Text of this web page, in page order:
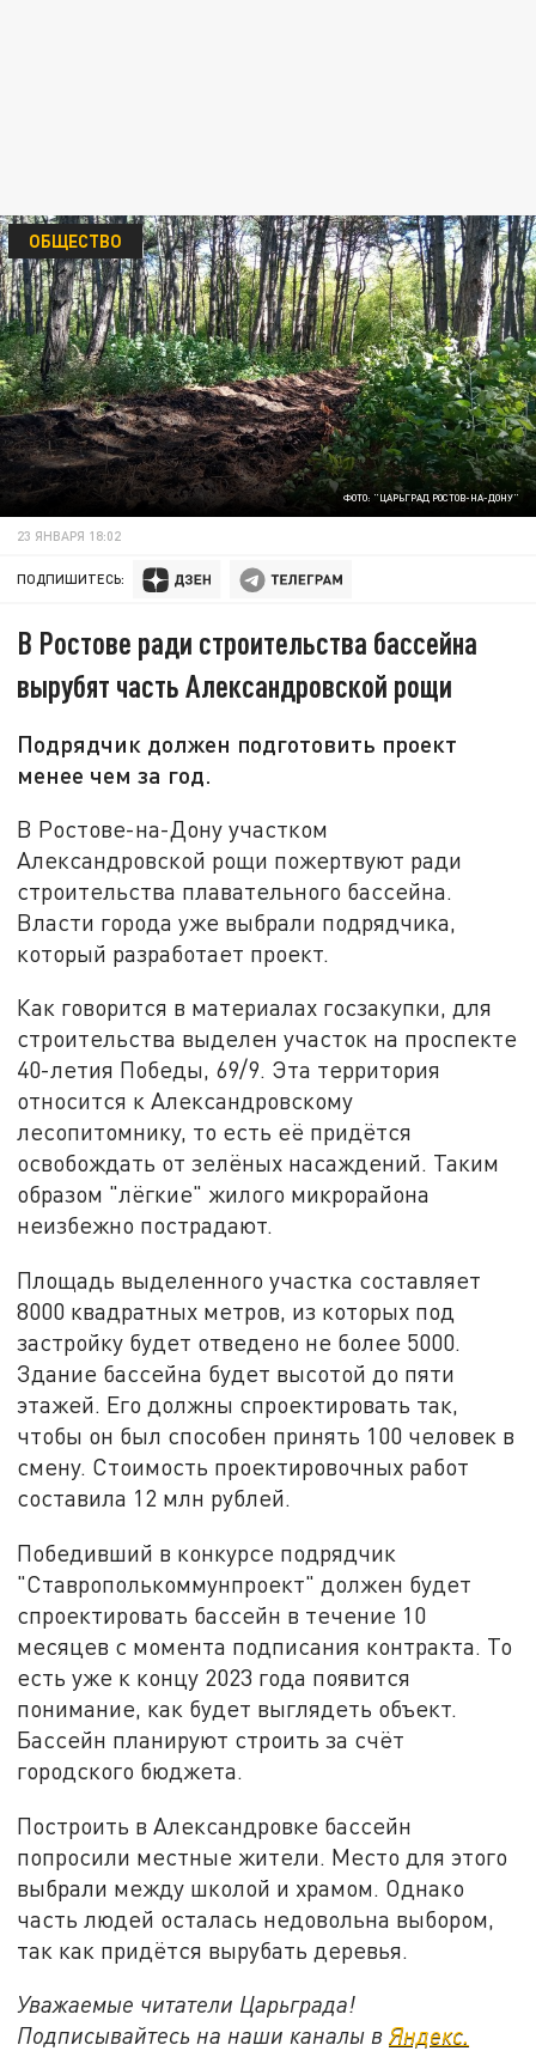
ФОТО: "ЦАРЬГРАД РОСТОВ-НА-ДОНУ"
ОБЩЕСТВО
23 ЯНВАРЯ 18:02
ПОДПИШИТЕСЬ:
В Ростове ради строительства бассейна
вырубят часть Александровской рощи
Подрядчик должен подготовить проект
менее чем за год.
В Ростове-на-Дону участком
Александровской рощи пожертвуют ради
строительства плавательного бассейна.
Власти города уже выбрали подрядчика,
который разработает проект.
Как говорится в материалах госзакупки, для
строительства выделен участок на проспекте
40-летия Победы, 69/9. Эта территория
относится к Александровскому
лесопитомнику, то есть её придётся
освобождать от зелёных насаждений. Таким
образом "лёгкие" жилого микрорайона
неизбежно пострадают.
Площадь выделенного участка составляет
8000 квадратных метров, из которых под
застройку будет отведено не более 5000.
Здание бассейна будет высотой до пяти
этажей. Его должны спроектировать так,
чтобы он был способен принять 100 человек в
смену. Стоимость проектировочных работ
составила 12 млн рублей.
Победивший в конкурсе подрядчик
"Ставрополькоммунпроект" должен будет
спроектировать бассейн в течение 10
месяцев с момента подписания контракта. То
есть уже к концу 2023 года появится
понимание, как будет выглядеть объект.
Бассейн планируют строить за счёт
городского бюджета.
Построить в Александровке бассейн
попросили местные жители. Место для этого
выбрали между школой и храмом. Однако
часть людей осталась недовольна выбором,
так как придётся вырубать деревья.
Уважаемые читатели Царьграда!
Подписывайтесь на наши каналы вЯндекс.